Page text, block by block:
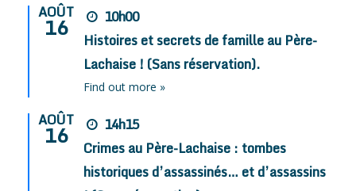
AOÛT
16
10h00
Histoires et secrets de famille au Père-
Lachaise ! (Sans réservation).
Find out more »
AOÛT
16
14h15
Crimes au Père-Lachaise : tombes
historiques d’assassinés… et d’assassins